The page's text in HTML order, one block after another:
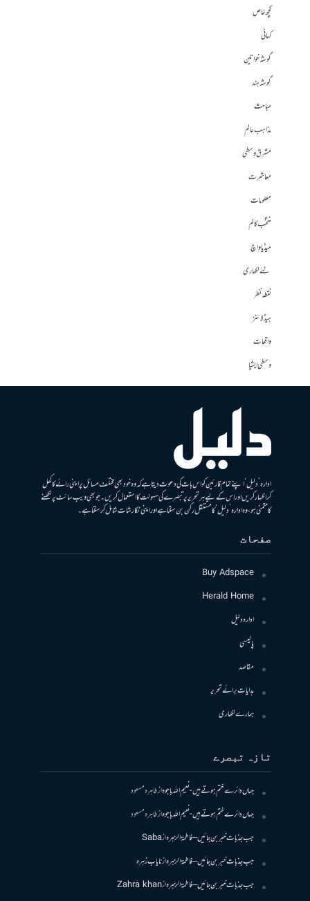
کچھ خاص
کہانی
گوشہ خواتین
گوشہ ہند
مباحث
مذاہب عالم
مشرق وسطی
معاشرت
معلومات
منتخب کالم
میڈیا واچ
نئے لکھاری
نقطہ نظر
ہیڈلائنز
واقعات
وسطی ایشیا
ادارہ ’دلیل‘ اپنے تمام قارئین کو اس بات کی دعوت دیتا ہے کہ وہ خود بھی مختلف مسائل پر اپنی رائے کا کھل
کر اظہار کریں اور اس کے لیے ہر تحریر پر تبصرے کی سہولت کا استعمال کریں۔ جو بھی ویب سائٹ پر لکھنے
کا متمنی ہو، وہ ادارہ ’دلیل‘ کا مستقل رکن بن سکتا ہے اور اپنی نگارشات شامل کرسکتا ہے۔
صفحات
Buy Adspace
Herald Home
ادارہ دلیل
پالیسی
مقاصد
ہدایات برائے تحریر
ہمارے لکھاری
تازہ تبصرے
جہاں دائرے ختم ہوتے ہیں- نعیم اللہ باجوہازطاہرہ مسعود
جہاں دائرے ختم ہوتے ہیں- نعیم اللہ باجوہازطاہرہ مسعود
جب جذبات خبر بن جائیں – فاطمۃالزہرہازSaba
جب جذبات خبر بن جائیں – فاطمۃالزہرہازنایاب زہرہ
جب جذبات خبر بن جائیں – فاطمۃالزہرہازZahra khan